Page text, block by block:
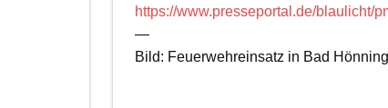
https://www.presseportal.de/blaulicht/
—
Bild: Feuerwehreinsatz in Bad